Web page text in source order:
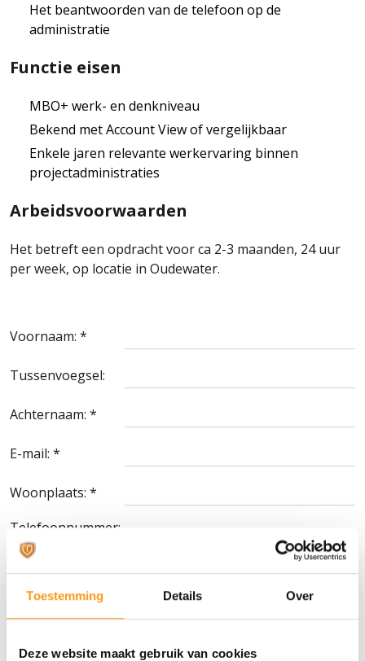
Toestemming Details Over
Deze website maakt gebruik van cookies
Het beantwoorden van de telefoon op de
administratie
Functie eisen
MBO+ werk- en denkniveau
Bekend met Account View of vergelijkbaar
Enkele jaren relevante werkervaring binnen
projectadministraties
Arbeidsvoorwaarden
Het betreft een opdracht voor ca 2-3 maanden, 24 uur
per week, op locatie in Oudewater.
Voornaam: *
Tussenvoegsel:
Achternaam: *
E-mail: *
Woonplaats: *
Telefoonnummer:
Persoonlijk
bericht voor de
consultant:
Cv upload veld: